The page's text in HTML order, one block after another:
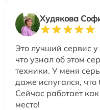
Худякова
Это лучший сервис
что узнал об этом
техники. У меня
даже испугался, что
Сейчас работает
место!